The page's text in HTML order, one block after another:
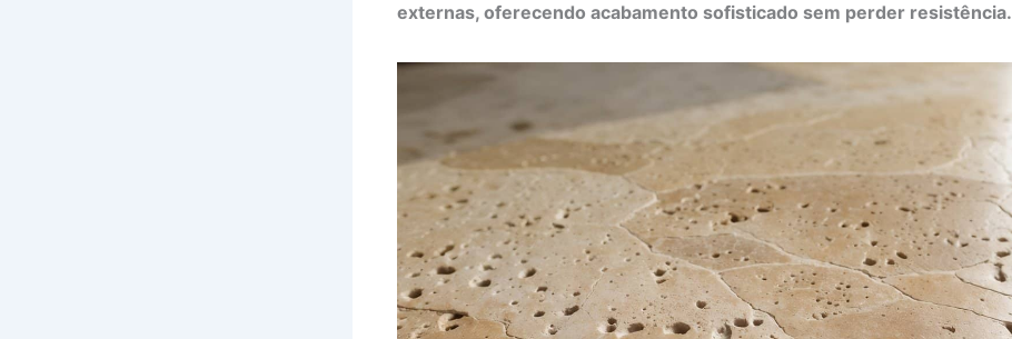
externas, oferecendo acabamento sofisticado sem perder resistência.